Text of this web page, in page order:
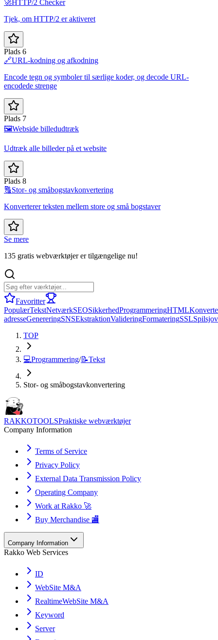
🚀HTTP/2 Checker
Tjek, om HTTP/2 er aktiveret
Plads 6
🔗URL-kodning og afkodning
Encode tegn og symboler til særlige koder, og decode URL-
encodede strenge
Plads 7
🖼️Webside billedudtræk
Udtræk alle billeder på et website
Plads 8
🔠Stor- og småbogstavkonvertering
Konverterer teksten mellem store og små bogstaver
Se mere
135 gratis webværktøjer er tilgængelige nu!
Favoritter
PopulærTekstNetværkSEOSikkerhedProgrammeringHTML
adresseGenereringSNSEkstraktionValideringFormateringSSLSpilsjov
TOP
💻Programmering/📝Tekst
Stor- og småbogstavkonvertering
RAKKOTOOLSPraktiske webværktøjer
Company Information
Terms of Service
Privacy Policy
External Data Transmission Policy
Operating Company
Work at Rakko 🚀
Buy Merchandise 🏬
Company Information
Rakko Web Services
ID
WebSite M&A
RealtimeWebSite M&A
Keyword
Server